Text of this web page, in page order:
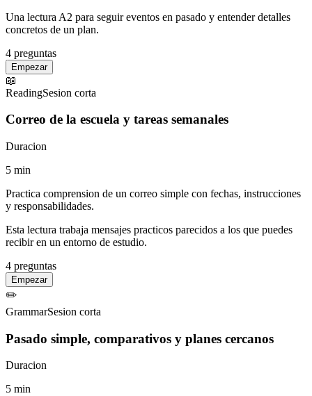
Una lectura A2 para seguir eventos en pasado y entender detalles
concretos de un plan.
4 preguntas
Empezar
📖
ReadingSesion corta
Correo de la escuela y tareas semanales
Duracion
5 min
Practica comprension de un correo simple con fechas, instrucciones
y responsabilidades.
Esta lectura trabaja mensajes practicos parecidos a los que puedes
recibir en un entorno de estudio.
4 preguntas
Empezar
✏️
GrammarSesion corta
Pasado simple, comparativos y planes cercanos
Duracion
5 min